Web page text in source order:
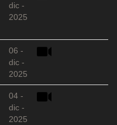
dic -
2025
06 -
dic -
2025
04 -
dic -
2025